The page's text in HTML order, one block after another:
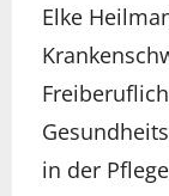
Elke
in der